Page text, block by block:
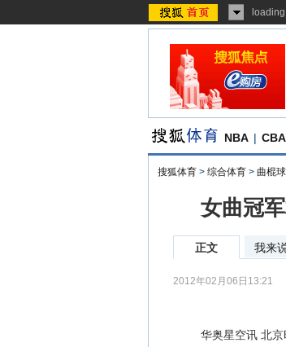
NBA | CBA
搜狐体育 > 综合体育 > 曲棍球
女曲冠
正文 我来
2012年02月06日13:21
华奥星空讯 北京时